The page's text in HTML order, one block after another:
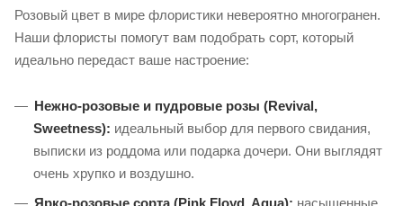
Розовый цвет в мире флористики невероятно многогранен.
Наши флористы помогут вам подобрать сорт, который
идеально передаст ваше настроение:
Нежно-розовые и пудровые розы (Revival,
Sweetness): идеальный выбор для первого свидания,
выписки из роддома или подарка дочери. Они выглядят
очень хрупко и воздушно.
Ярко-розовые сорта (Pink Floyd, Aqua): насыщенные,